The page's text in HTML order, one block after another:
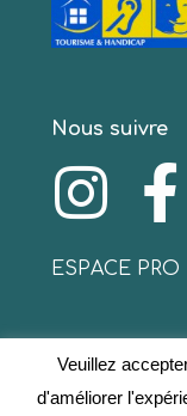
Nous suivre
ESPACE PRO
© 2020
réservés
Veuillez
d'améliorer